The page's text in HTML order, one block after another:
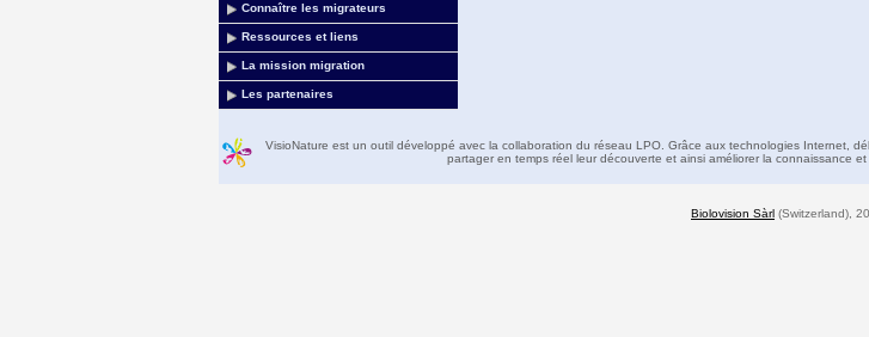
Connaître les migrateurs
Ressources et liens
La mission migration
Les partenaires
VisioNature est un outil développé avec la collaboration du réseau LPO. Grâce aux technologies Internet,
partager en temps réel leur découverte et ainsi améliorer la connaissance
Biolovision Sàrl (Switzerland),